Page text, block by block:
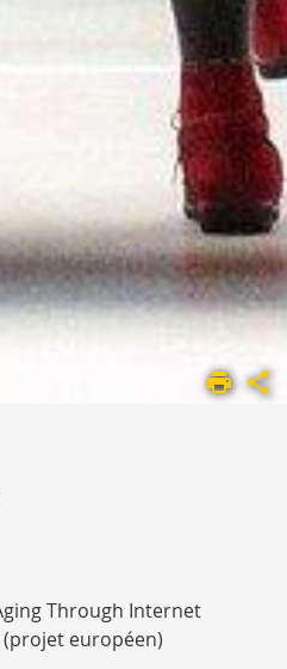
Through Internet
européen)